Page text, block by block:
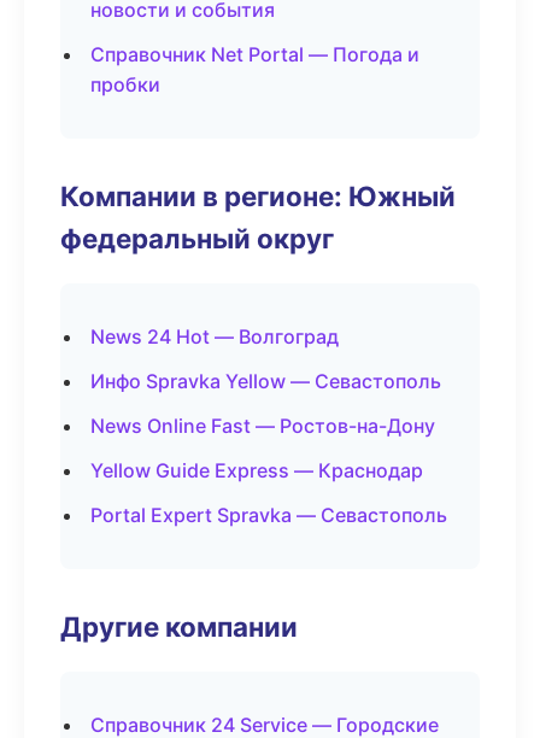
новости и события
Справочник Net Portal — Погода и
пробки
Компании в регионе: Южный
федеральный округ
News 24 Hot — Волгоград
Инфо Spravka Yellow — Севастополь
News Online Fast — Ростов-на-Дону
Yellow Guide Express — Краснодар
Portal Expert Spravka — Севастополь
Другие компании
Справочник 24 Service — Городские